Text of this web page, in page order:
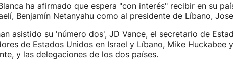
ha afirmado que espera "con interés" recibir en su
Benjamín Netanyahu como al presidente de Líbano,
asistido su 'número dos', JD Vance, el secretario de
de Estados Unidos en Israel y Líbano, Mike Huckabee
y las delegaciones de los dos países.